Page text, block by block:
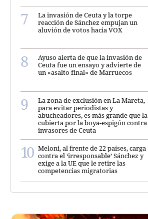
La invasión de Ceuta y la torpe
reacción de Sánchez empujan un
aluvión de votos hacia VOX
Ayuso alerta de que la invasión de
Ceuta fue un ensayo y advierte de
un «asalto final» de Marruecos
La zona de exclusión en La Mareta,
para evitar periodistas y
abucheadores, es más grande que la
cubierta por la boya-espigón contra
invasores de Ceuta
Meloni, al frente de 22 países, carga
contra el ‘irresponsable’ Sánchez y
exige a la UE que le retire las
competencias migratorias